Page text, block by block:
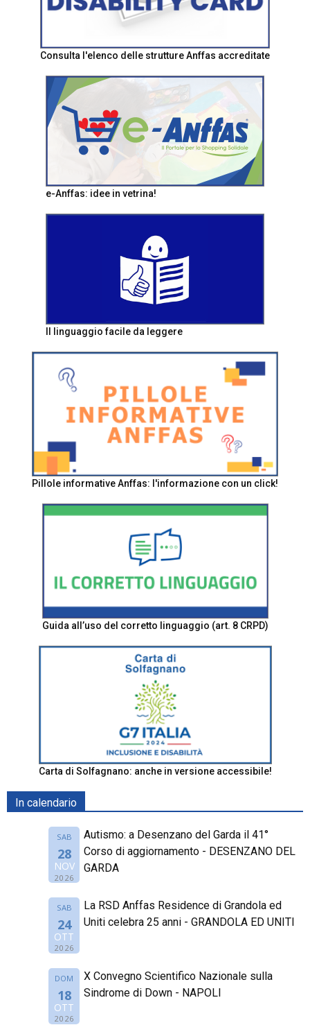
Consulta l'elenco delle strutture Anffas accreditate
e-Anffas: idee in vetrina!
Il linguaggio facile da leggere
Pillole informative Anffas: l'informazione con un click!
Guida all’uso del corretto linguaggio (art. 8 CRPD)
Carta di Solfagnano: anche in versione accessibile!
In calendario
SAB
28
NOV
2026
Autismo: a Desenzano del Garda il 41°
Corso di aggiornamento - DESENZANO DEL
GARDA
SAB
24
OTT
2026
La RSD Anffas Residence di Grandola ed
Uniti celebra 25 anni - GRANDOLA ED UNITI
DOM
18
OTT
2026
X Convegno Scientifico Nazionale sulla
Sindrome di Down - NAPOLI